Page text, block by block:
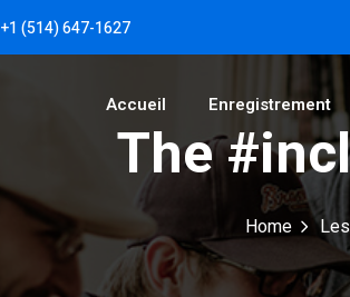
+1 (514) 647-1627
Accueil Enregistrement
The
Home